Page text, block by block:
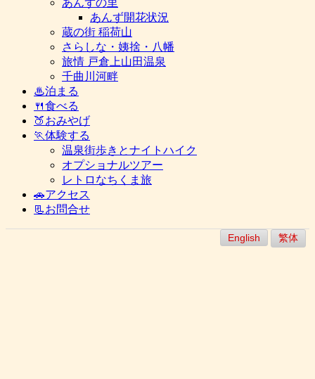
あんずの里
あんず開花状況
蔵の街 稲荷山
さらしな・姨捨・八幡
旅情 戸倉上山田温泉
千曲川河畔
♨泊まる
🍴食べる
🍑おみやげ
🏃体験する
温泉街歩きとナイトハイク
オプショナルツアー
レトロなちくま旅
🚗アクセス
📃お問合せ
English 繁体